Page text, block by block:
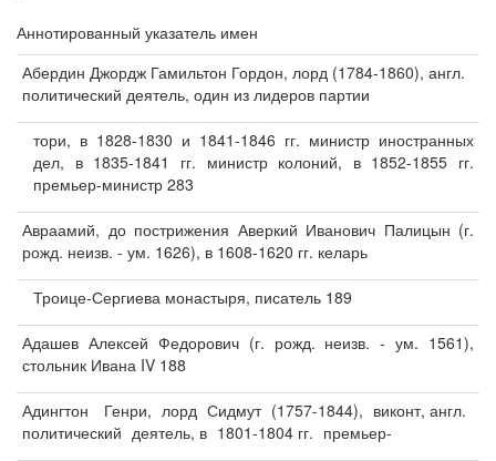
Аннотированный указатель имен
Абердин Джордж Гамильтон Гордон, лорд (1784-1860), англ.
политический деятель, один из лидеров партии
тори, в 1828-1830 и 1841-1846 гг. министр иностранных
дел, в 1835-1841 гг. министр колоний, в 1852-1855 гг.
премьер-министр 283
Авраамий, до пострижения Аверкий Иванович Палицын (г.
рожд. неизв. - ум. 1626), в 1608-1620 гг. келарь
Троице-Сергиева монастыря, писатель 189
Адашев Алексей Федорович (г. рожд. неизв. - ум. 1561),
стольник Ивана IV 188
Адингтон Генри, лорд Сидмут (1757-1844), виконт, англ.
политический деятель, в 1801-1804 гг. премьер-